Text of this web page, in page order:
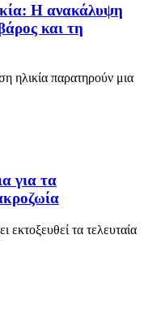
Η ανακάλυψη
και τη
ηλικία παρατηρούν μια
για τα
τα τελευταία